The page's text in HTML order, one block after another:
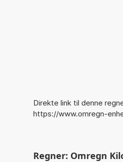
Direkte link til denne
https://www.omregn-
Regner: Omregn